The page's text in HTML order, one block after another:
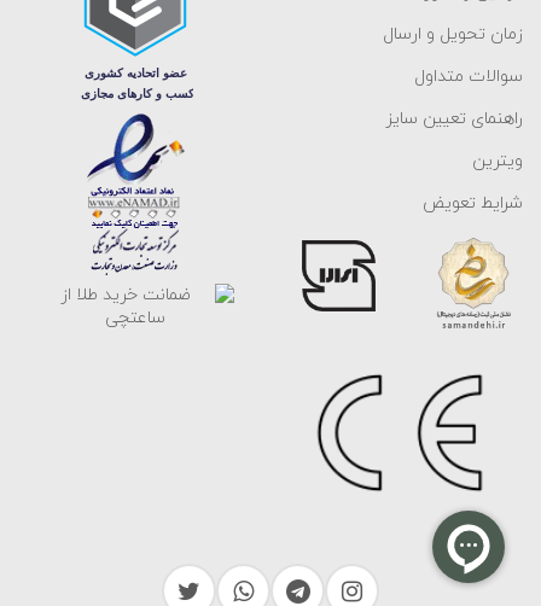
زمان تحویل و ارسال
سوالات متداول
راهنمای تعیین سایز
ویترین
شرایط تعویض